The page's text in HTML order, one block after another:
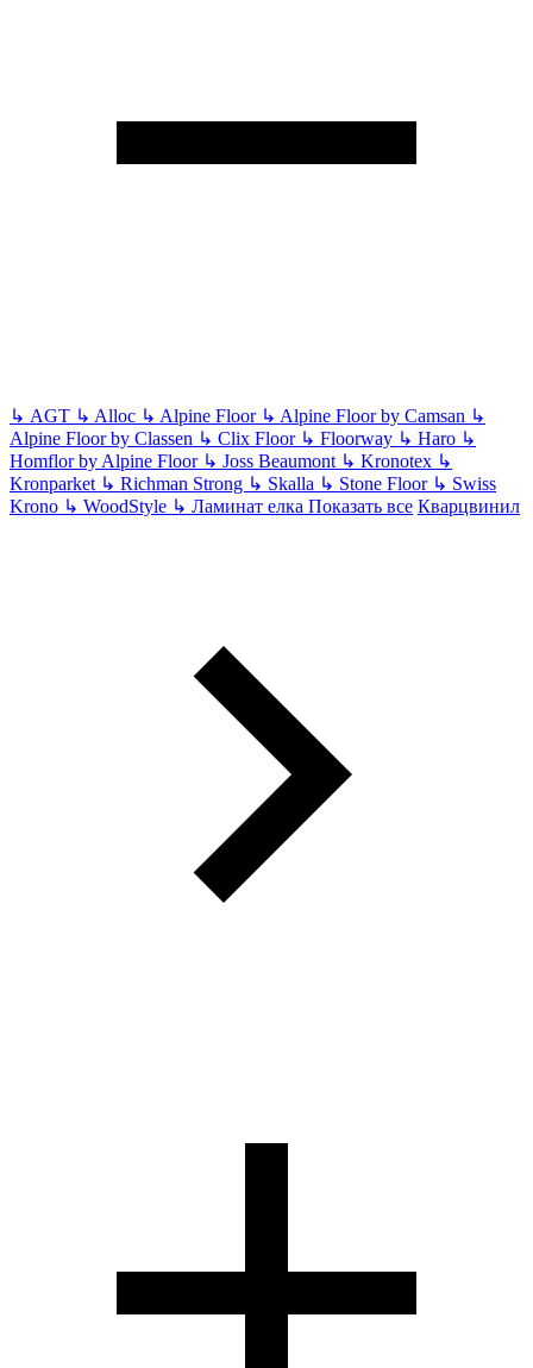
↳ AGT ↳ Alloc ↳ Alpine Floor ↳ Alpine Floor by Camsan ↳
Alpine Floor by Classen ↳ Clix Floor ↳ Floorway ↳ Haro ↳
Homflor by Alpine Floor ↳ Joss Beaumont ↳ Kronotex ↳
Kronparket ↳ Richman Strong ↳ Skalla ↳ Stone Floor ↳ Swiss
Krono ↳ WoodStyle ↳ Ламинат елка Показать все Кварцвинил